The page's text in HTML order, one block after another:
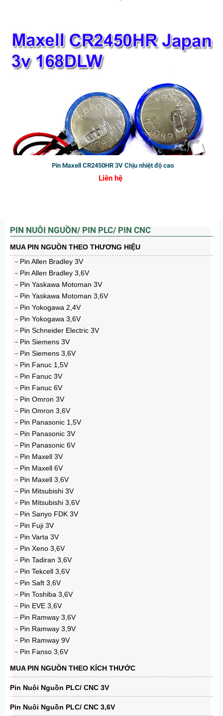
Pin Maxell CR2450HR 3V Chịu nhiệt độ cao
Liên hệ
PIN NUÔI NGUỒN/ PIN PLC/ PIN CNC
MUA PIN NGUỒN THEO THƯƠNG HIỆU
Pin Allen Bradley 3V
Pin Allen Bradley 3,6V
Pin Yaskawa Motoman 3V
Pin Yaskawa Motoman 3,6V
Pin Yokogawa 2,4V
Pin Yokogawa 3,6V
Pin Schneider Electric 3V
Pin Siemens 3V
Pin Siemens 3,6V
Pin Fanuc 1,5V
Pin Fanuc 3V
Pin Fanuc 6V
Pin Omron 3V
Pin Omron 3,6V
Pin Panasonic 1,5V
Pin Panasonic 3V
Pin Panasonic 6V
Pin Maxell 3V
Pin Maxell 6V
Pin Maxell 3,6V
Pin Mitsubishi 3V
Pin Mitsubishi 3,6V
Pin Sanyo FDK 3V
Pin Fuji 3V
Pin Varta 3V
Pin Xeno 3,6V
Pin Tadiran 3,6V
Pin Tekcell 3,6V
Pin Saft 3,6V
Pin Toshiba 3,6V
Pin EVE 3,6V
Pin Ramway 3,6V
Pin Ramway 3,9V
Pin Ramway 9V
Pin Fanso 3,6V
MUA PIN NGUỒN THEO KÍCH THƯỚC
Pin Nuôi Nguồn PLC/ CNC 3V
Pin Nuôi Nguồn PLC/ CNC 3,6V
Casio Dây Da LTP-1314L-8AVDF
710.000₫ 1.184.000₫
Đồng hồ Casio nữ dây da LTP-1303L-7BVDF
651.000₫
Pin Mitsubishi ER17330V 2000mAh 3,6V
Pin Lithium Panasonic AFPX-BATT 3V